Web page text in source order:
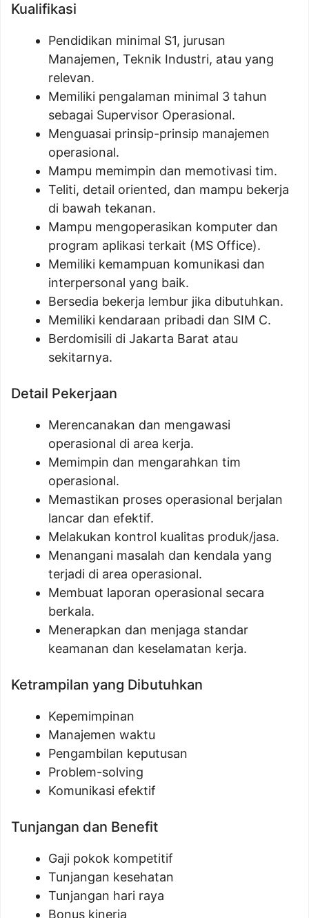
Kualifikasi
Pendidikan minimal S1, jurusan
Manajemen, Teknik Industri, atau yang
relevan.
Memiliki pengalaman minimal 3 tahun
sebagai Supervisor Operasional.
Menguasai prinsip-prinsip manajemen
operasional.
Mampu memimpin dan memotivasi tim.
Teliti, detail oriented, dan mampu bekerja
di bawah tekanan.
Mampu mengoperasikan komputer dan
program aplikasi terkait (MS Office).
Memiliki kemampuan komunikasi dan
interpersonal yang baik.
Bersedia bekerja lembur jika dibutuhkan.
Memiliki kendaraan pribadi dan SIM C.
Berdomisili di Jakarta Barat atau
sekitarnya.
Detail Pekerjaan
Merencanakan dan mengawasi
operasional di area kerja.
Memimpin dan mengarahkan tim
operasional.
Memastikan proses operasional berjalan
lancar dan efektif.
Melakukan kontrol kualitas produk/jasa.
Menangani masalah dan kendala yang
terjadi di area operasional.
Membuat laporan operasional secara
berkala.
Menerapkan dan menjaga standar
keamanan dan keselamatan kerja.
Ketrampilan yang Dibutuhkan
Kepemimpinan
Manajemen waktu
Pengambilan keputusan
Problem-solving
Komunikasi efektif
Tunjangan dan Benefit
Gaji pokok kompetitif
Tunjangan kesehatan
Tunjangan hari raya
Bonus kinerja